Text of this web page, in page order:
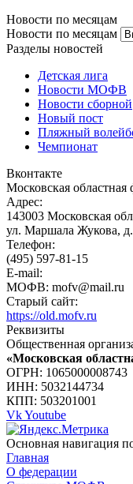
Новости по месяцам
Новости по месяцам
Разделы новостей
Детская лига
Новости МОФВ
Новости сборной
Новый пост
Пляжный
Чемпионат
Вконтакте
Московская областная
Адрес:
143003 Московская
ул. Маршала Жукова,
Телефон:
(495) 597-81-15
E-mail:
МОФВ: mofv@mail.ru
Старый сайт:
https://old.mofv.ru
Реквизиты
Общественная
«Московская
ОГРН: 1065000008743
ИНН: 5032144734
КПП: 503201001
VkYoutube
Основная навигация
Главная
О федерации